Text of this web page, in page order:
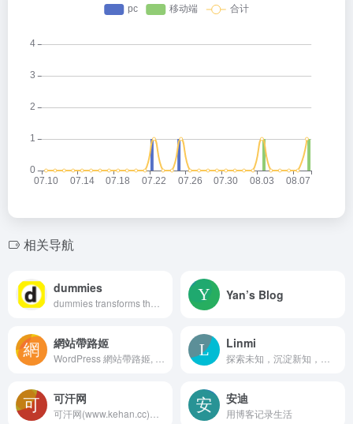
相关导航
dummies Yan’s Blog
網站帶路姬 Linmi
可汗网 安迪
用博客记录生活